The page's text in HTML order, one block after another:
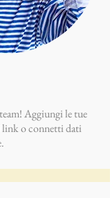
Aggiungi le tue
link o connetti dati